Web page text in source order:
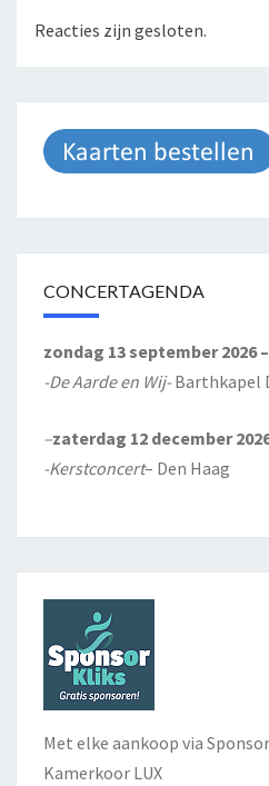
Reacties zijn gesloten.
CONCERTAGENDA
zondag 13 september 2026
-De Aarde en Wij-Barthkapel
–zaterdag 12 december
-Kerstconcert– Den Haag
Met elke aankoop via
Kamerkoor LUX